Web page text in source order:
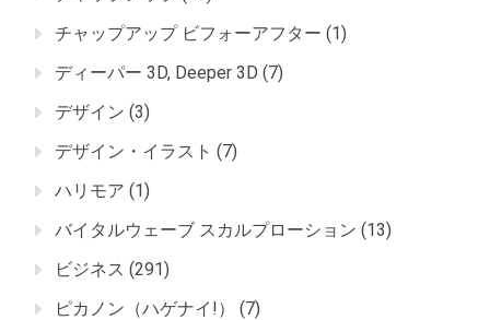
チャップアップ ビフォーアフター (1)
ディーパー 3D, Deeper 3D (7)
デザイン (3)
デザイン・イラスト (7)
ハリモア (1)
バイタルウェーブ スカルプローション (13)
ビジネス (291)
ピカノン（ハゲナイ!）
(7)